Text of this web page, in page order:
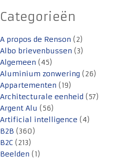
Categorieën
A propos de Renson (2)
Albo brievenbussen (3)
Algemeen (45)
Aluminium zonwering (26)
Appartementen (19)
Architecturale eenheid (57)
Argent Alu (56)
Artificial intelligence (4)
B2B (360)
B2C (213)
Beelden (1)